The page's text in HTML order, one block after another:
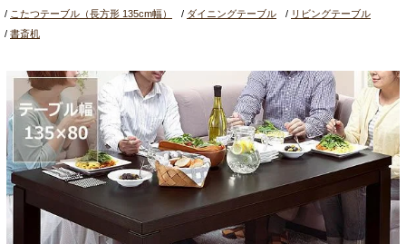
こたつテーブル（長方形 135cm幅）
ダイニングテーブル
リビングテーブル
書斎机